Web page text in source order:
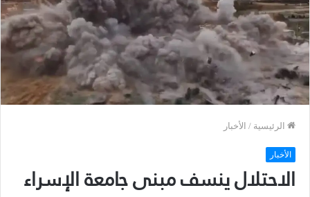
الرئيسية / الأخبار
الأخبار
الاحتلال ينسف مبنى جامعة الإسراء